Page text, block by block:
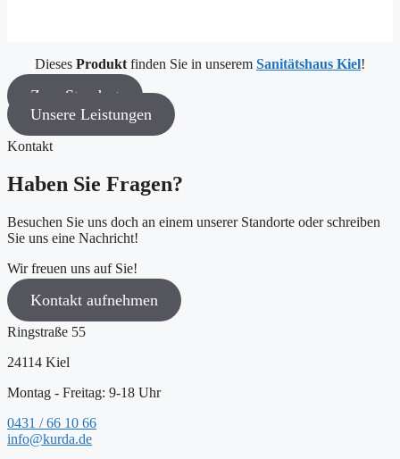
Dieses Produkt finden Sie in unserem Sanitätshaus Kiel!
Zum Standort
Unsere Leistungen
Kontakt
Haben Sie Fragen?
Besuchen Sie uns doch an einem unserer Standorte oder schreiben
Sie uns eine Nachricht!
Wir freuen uns auf Sie!
Kontakt aufnehmen
Ringstraße 55
24114 Kiel
Montag - Freitag: 9-18 Uhr
0431 / 66 10 66
info@kurda.de